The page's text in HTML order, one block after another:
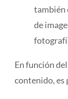
también
de
En función
contenido, es